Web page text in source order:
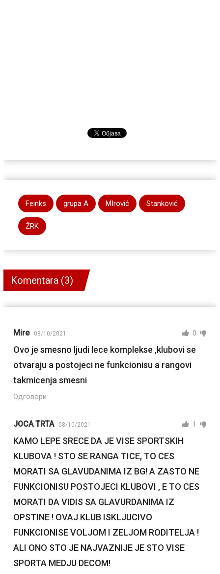
Feinks grupa A MIrović Stanković
ŽRK
Komentara (3)
Mire 08/10/2021 0
Ovo je smesno ljudi lece komplekse ,klubovi se
otvaraju a postojeci ne funkcionisu a rangovi
takmicenja smesni
Одговори
JOCA TRTA 08/10/2021 1
KAMO LEPE SRECE DA JE VISE SPORTSKIH
KLUBOVA ! STO SE RANGA TICE, TO CES
MORATI SA GLAVUDANIMA IZ BG! A ZASTO NE
FUNKCIONISU POSTOJECI KLUBOVI , E TO CES
MORATI DA VIDIS SA GLAVURDANIMA IZ
OPSTINE ! OVAJ KLUB ISKLJUCIVO
FUNKCIONISE VOLJOM I ZELJOM RODITELJA !
ALI ONO STO JE NAJVAZNIJE JE STO VISE
SPORTA MEDJU DECOM!